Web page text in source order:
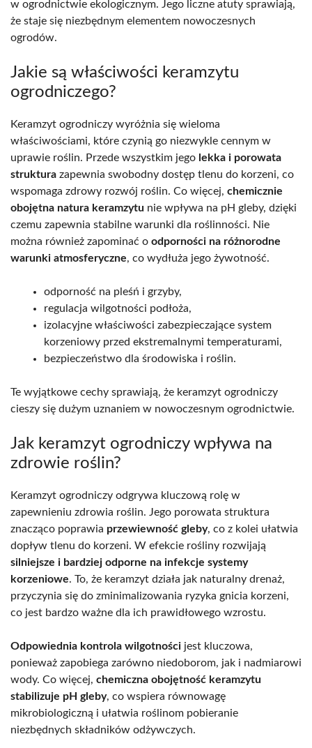
w ogrodnictwie ekologicznym. Jego liczne atuty sprawiają,
że staje się niezbędnym elementem nowoczesnych
ogrodów.
Jakie są właściwości keramzytu
ogrodniczego?
Keramzyt ogrodniczy wyróżnia się wieloma
właściwościami, które czynią go niezwykle cennym w
uprawie roślin. Przede wszystkim jego lekka i porowata
struktura zapewnia swobodny dostęp tlenu do korzeni, co
wspomaga zdrowy rozwój roślin. Co więcej, chemicznie
obojętna natura keramzytu nie wpływa na pH gleby, dzięki
czemu zapewnia stabilne warunki dla roślinności. Nie
można również zapominać o odporności na różnorodne
warunki atmosferyczne, co wydłuża jego żywotność.
odporność na pleśń i grzyby,
regulacja wilgotności podłoża,
izolacyjne właściwości zabezpieczające system
korzeniowy przed ekstremalnymi temperaturami,
bezpieczeństwo dla środowiska i roślin.
Te wyjątkowe cechy sprawiają, że keramzyt ogrodniczy
cieszy się dużym uznaniem w nowoczesnym ogrodnictwie.
Jak keramzyt ogrodniczy wpływa na
zdrowie roślin?
Keramzyt ogrodniczy odgrywa kluczową rolę w
zapewnieniu zdrowia roślin. Jego porowata struktura
znacząco poprawia przewiewność gleby, co z kolei ułatwia
dopływ tlenu do korzeni. W efekcie rośliny rozwijają
silniejsze i bardziej odporne na infekcje systemy
korzeniowe. To, że keramzyt działa jak naturalny drenaż,
przyczynia się do zminimalizowania ryzyka gnicia korzeni,
co jest bardzo ważne dla ich prawidłowego wzrostu.
Odpowiednia kontrola wilgotności jest kluczowa,
ponieważ zapobiega zarówno niedoborom, jak i nadmiarowi
wody. Co więcej, chemiczna obojętność keramzytu
stabilizuje pH gleby, co wspiera równowagę
mikrobiologiczną i ułatwia roślinom pobieranie
niezbędnych składników odżywczych.